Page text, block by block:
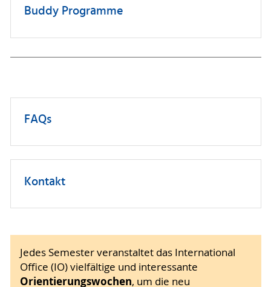
Buddy Programme
FAQs
Kontakt
Jedes Semester veranstaltet das International
Office (IO) vielfältige und interessante
Orientierungswochen, um die neu